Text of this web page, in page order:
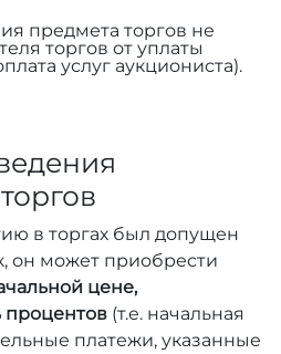
предмета торгов не
торгов от уплаты
услуг аукциониста).
в торгах был допущен
он может приобрести
цене,
процентов (т.е. начальная
платежи, указанные